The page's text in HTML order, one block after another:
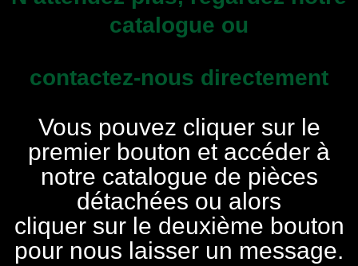
catalogue ou
contactez-nous directement
Vous pouvez cliquer sur le
premier bouton et accéder à
notre catalogue de pièces
détachées ou alors
cliquer sur le deuxième bouton
pour nous laisser un message.